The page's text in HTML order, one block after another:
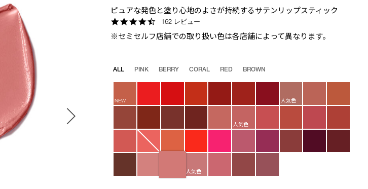
access
the
suggestions
you
to
for
keyword
ピュアな発色と塗り心地のよさが持続するサテンリップスティック
4.7
rating
162 レビュー
※セミセルフ店舗での取り扱い色は各店舗によって異なります。
シ
ン
ALL PINK BERRY CORAL RED BROWN
NEW 人気色
人気色
人気色